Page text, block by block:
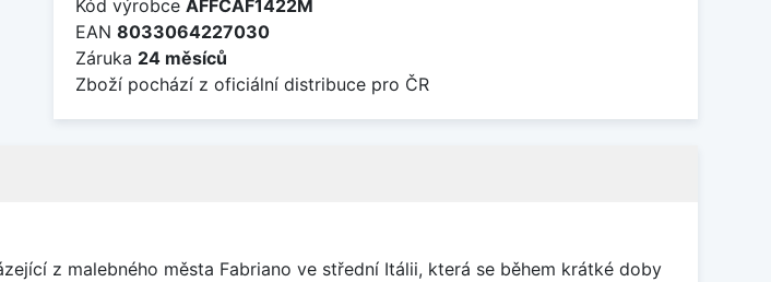
Kód výrobce AFFCAF1422M
EAN 8033064227030
Záruka 24 měsíců
Zboží pochází z oficiální distribuce pro ČR
z malebného města Fabriano ve střední Itálii, která se během krátké doby